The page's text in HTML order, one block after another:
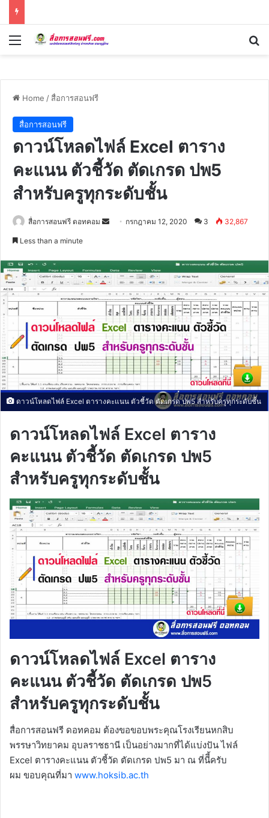
Menu
Home / สื่อการสอนฟรี
สื่อการสอนฟรี
ดาวน์โหลดไฟล์ Excel ตาราง
คะแนน ตัวชี้วัด ตัดเกรด ปพ5
สำหรับครูทุกระดับชั้น
สื่อการสอนฟรี ดอทคอม
Send กรกฎาคม 12, 2020 3 32,867
Less than a minute
ดาวน์โหลดไฟล์ Excel ตารางคะแนน ตัวชี้วัด ตัดเกรด ปพ5 สำหรับครูทุกระดับชั้น
ดาวน์โหลดไฟล์ Excel ตาราง
คะแนน ตัวชี้วัด ตัดเกรด ปพ5
สำหรับครูทุกระดับชั้น
ดาวน์โหลดไฟล์ Excel ตาราง
คะแนน ตัวชี้วัด ตัดเกรด ปพ5
สำหรับครูทุกระดับชั้น
สื่อการสอนฟรี ดอทคอม ต้องขอขอบพระคุณโรงเรียนหกสิบ
พรรษาวิทยาคม อุบลราชธานี เป็นอย่างมากที่ได้แบ่งปัน ไฟล์
Excel ตารางคะแนน ตัวชี้วัด ตัดเกรด ปพ5 มา ณ ที่นีี้ครับ
ผม ขอบคุณที่มา www.hoksib.ac.th